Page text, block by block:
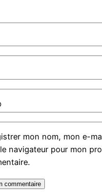
mon nom, mon e-
navigateur pour mon